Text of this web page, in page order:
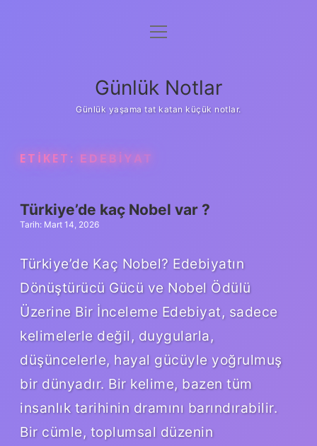
Anasayfa
Yasal Uyarı
menüyü
Günlük Notlar
Günlük yaşama tat katan küçük notlar.
ETIKET: EDEBIYAT
Türkiye’de kaç Nobel var ?
Tarih: Mart 14, 2026
Türkiye’de Kaç Nobel? Edebiyatın
Dönüştürücü Gücü ve Nobel Ödülü
Üzerine Bir İnceleme Edebiyat, sadece
kelimelerle değil, duygularla,
düşüncelerle, hayal gücüyle yoğrulmuş
bir dünyadır. Bir kelime, bazen tüm
insanlık tarihinin dramını barındırabilir.
Bir cümle, toplumsal düzenin